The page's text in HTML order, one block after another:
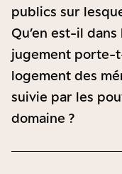
publics sur
Qu’en est-il
jugement porte-
logement des
suivie par les
domaine ?